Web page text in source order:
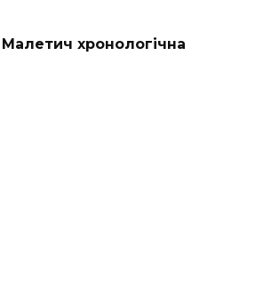
хронологічна